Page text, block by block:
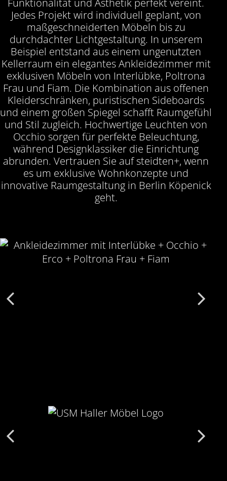
Jedes Projekt wird individuell geplant, von
maßgeschneiderten Möbeln bis zu
durchdachter Lichtgestaltung. In unserem
Beispiel entstand aus einem ungenutzten
Kellerraum ein elegantes Ankleidezimmer mit
exklusiven Möbeln von Interlübke, Poltrona
Frau und Fiam. Die Kombination aus offenen
Kleiderschränken, puristischen Sideboards
und einem großen Spiegel schafft Raumgefühl
und Stil zugleich. Hochwertige Leuchten von
Occhio sorgen für perfekte Beleuchtung,
während Designklassiker die Einrichtung
abrunden. Vertrauen Sie auf steidten+, wenn
es um exklusive Wohnkonzepte und
innovative Raumgestaltung in Berlin Köpenick
geht.